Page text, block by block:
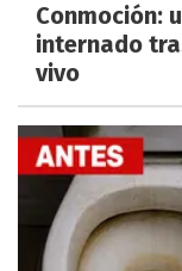
Conmoción:
internado
vivo